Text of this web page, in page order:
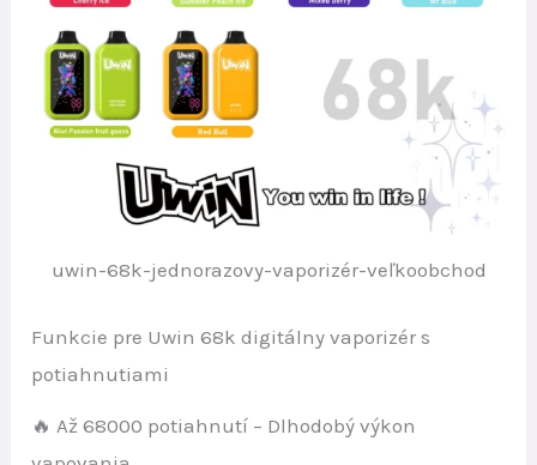
uwin-68k-jednorazovy-vaporizér-veľkoobchod
Funkcie pre Uwin 68k digitálny vaporizér s
potiahnutiami
🔥 Až 68000 potiahnutí – Dlhodobý výkon